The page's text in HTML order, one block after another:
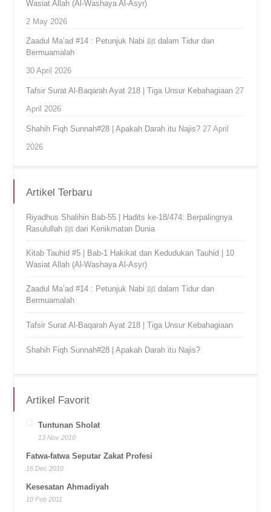
Wasiat Allah (Al-Washaya Al-Asyr)
2 May 2026
Zaadul Ma’ad #14 : Petunjuk Nabi ﷺ dalam Tidur dan
Bermuamalah
30 April 2026
Tafsir Surat Al-Baqarah Ayat 218 | Tiga Unsur Kebahagiaan 27
April 2026
Shahih Fiqh Sunnah#28 | Apakah Darah itu Najis? 27 April
2026
Artikel Terbaru
Riyadhus Shalihin Bab-55 | Hadits ke-18/474: Berpalingnya
Rasulullah ﷺ dari Kenikmatan Dunia
Kitab Tauhid #5 | Bab-1 Hakikat dan Kedudukan Tauhid | 10
Wasiat Allah (Al-Washaya Al-Asyr)
Zaadul Ma’ad #14 : Petunjuk Nabi ﷺ dalam Tidur dan
Bermuamalah
Tafsir Surat Al-Baqarah Ayat 218 | Tiga Unsur Kebahagiaan
Shahih Fiqh Sunnah#28 | Apakah Darah itu Najis?
Artikel Favorit
Tuntunan Sholat
13 Nov 2010
Fatwa-fatwa Seputar Zakat Profesi
16 Dec 2010
Kesesatan Ahmadiyah
10 Feb 2011